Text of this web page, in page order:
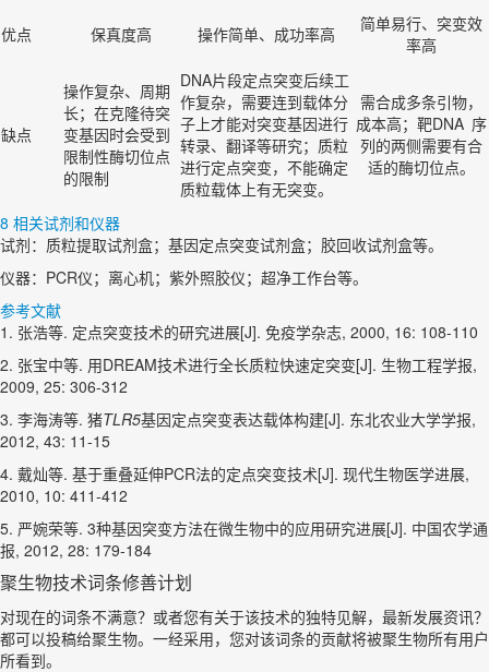
优点 保真度高 操作简单、成功率高
简单易行、突变效
率高
缺点
操作复杂、周期
长；在克隆待突
变基因时会受到
限制性酶切位点
的限制
DNA片段定点突变后续工
作复杂，需要连到载体分
子上才能对突变基因进行
转录、翻译等研究；质粒
进行定点突变，不能确定
质粒载体上有无突变。
需合成多条引物，
成本高；靶DNA 序
列的两侧需要有合
适的酶切位点。
8 相关试剂和仪器
试剂：质粒提取试剂盒；基因定点突变试剂盒；胶回收试剂盒等。
仪器：PCR仪；离心机；紫外照胶仪；超净工作台等。
参考文献
1. 张浩等. 定点突变技术的研究进展[J]. 免疫学杂志, 2000, 16: 108-110
2. 张宝中等. 用DREAM技术进行全长质粒快速定突变[J]. 生物工程学报,
2009, 25: 306-312
3. 李海涛等. 猪TLR5基因定点突变表达载体构建[J]. 东北农业大学学报,
2012, 43: 11-15
4. 戴灿等. 基于重叠延伸PCR法的定点突变技术[J]. 现代生物医学进展,
2010, 10: 411-412
5. 严婉荣等. 3种基因突变方法在微生物中的应用研究进展[J]. 中国农学通
报, 2012, 28: 179-184
聚生物技术词条修善计划
对现在的词条不满意？或者您有关于该技术的独特见解，最新发展资讯？
都可以投稿给聚生物。一经采用，您对该词条的贡献将被聚生物所有用户
所看到。